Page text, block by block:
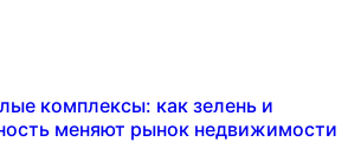
комплексы: как зелень и
меняют рынок недвижимости